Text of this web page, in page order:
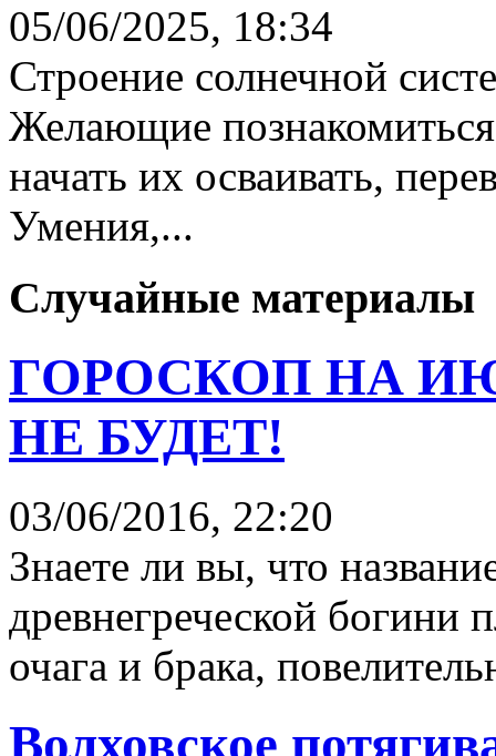
05/06/2025, 18:34
Строение солнечной
Желающие
начать их осваивать,
Умения,...
Случайные материалы
ГОРОСКОП НА
НЕ БУДЕТ!
03/06/2016, 22:20
Знаете ли вы, что
древнегречес­кой богини
очага и брака,
Волховское